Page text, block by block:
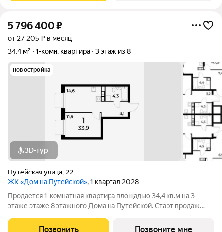
5 796 400 ₽
от 27 205 ₽ в месяц
34,4 м²
1-комн. квартира 3 этаж из 8
новостройка
3D-тур
Путейская улица, 22
ЖК «Дом на Путейской», 1 квартал 2028
Продается 1-комнатная квартира площадью 34,4 кв.м на 3
этаже этаже 8 этажного Дома на Путейской. Старт продаж
уютный проект от ГК АГРОСПЕЦТЕХ средней этажности (8
Позвонить Позвоните мне